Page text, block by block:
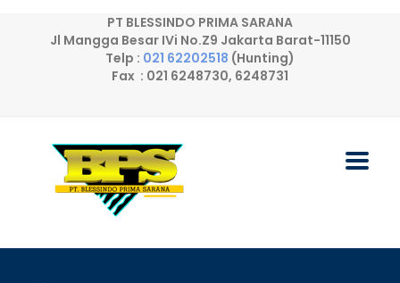
PT BLESSINDO PRIMA SARANA
Jl Mangga Besar IVi No.Z9 Jakarta Barat-11150
Telp : 021 62202518 (Hunting)
Fax : 021 6248730, 6248731